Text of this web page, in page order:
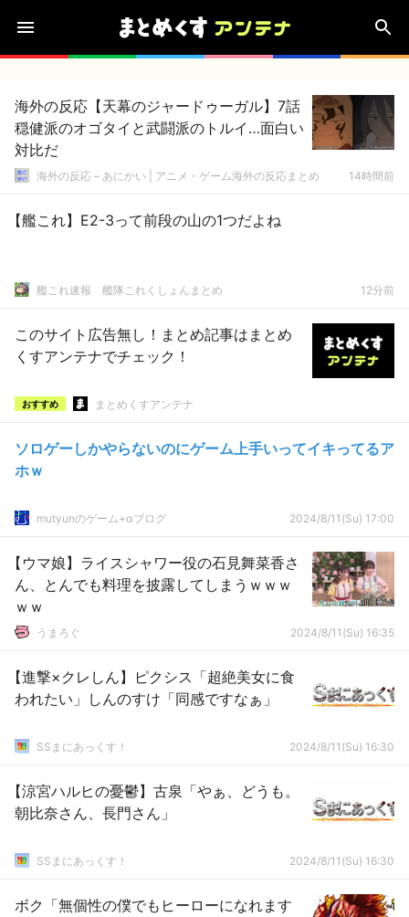
海外の反応【天幕のジャードゥーガル】7話
穏健派のオゴタイと武闘派のトルイ…面白い
対比だ
海外の反応 – あにかい | アニメ・ゲーム海外の反応まとめ 14時間前
【艦これ】E2-3って前段の山の1つだよね
艦これ速報 艦隊これくしょんまとめ 12分前
このサイト広告無し！まとめ記事はまとめ
くすアンテナでチェック！
おすすめ まとめくすアンテナ
ソロゲーしかやらないのにゲーム上手いってイキってるア
ホｗ
mutyunのゲーム+αブログ 2024/8/11(Su) 17:00
【ウマ娘】ライスシャワー役の石見舞菜香さ
ん、とんでも料理を披露してしまうｗｗｗ
ｗｗ
うまろぐ 2024/8/11(Su) 16:35
【進撃×クレしん】ピクシス「超絶美女に食
われたい」しんのすけ「同感ですなぁ」
SSまにあっくす！ 2024/8/11(Su) 16:30
【涼宮ハルヒの憂鬱】古泉「やぁ、どうも。
朝比奈さん、長門さん」
SSまにあっくす！ 2024/8/11(Su) 16:30
ボク「無個性の僕でもヒーローになれます